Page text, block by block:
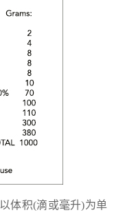
体积(滴或毫升)为单